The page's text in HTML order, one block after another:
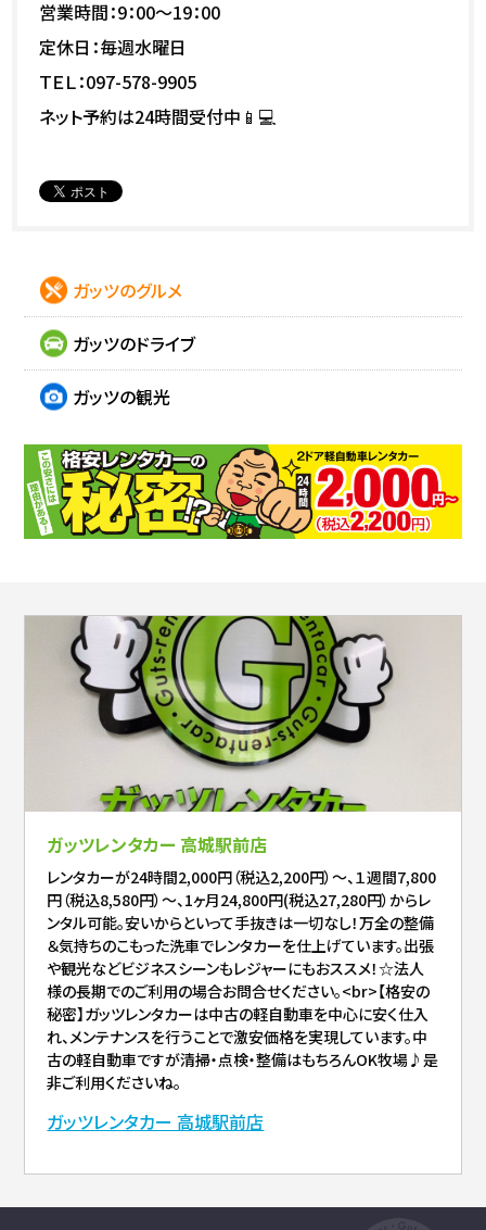
営業時間：9：00～19：00
定休日：毎週水曜日
ＴＥＬ：097-578-9905
ネット予約は24時間受付中📱💻
ガッツのグルメ
ガッツのドライブ
ガッツの観光
ガッツレンタカー 高城駅前店
レンタカーが24時間2,000円（税込2,200円）～、１週間7,800
円（税込8,580円）～、1ヶ月24,800円(税込27,280円）からレ
ンタル可能。安いからといって手抜きは一切なし！万全の整備
＆気持ちのこもった洗車でレンタカーを仕上げています。出張
や観光などビジネスシーンもレジャーにもおススメ！☆法人
様の長期でのご利用の場合お問合せください。<br>【格安の
秘密】ガッツレンタカーは中古の軽自動車を中心に安く仕入
れ、メンテナンスを行うことで激安価格を実現しています。中
古の軽自動車ですが清掃・点検・整備はもちろんOK牧場♪是
非ご利用くださいね。
ガッツレンタカー 高城駅前店